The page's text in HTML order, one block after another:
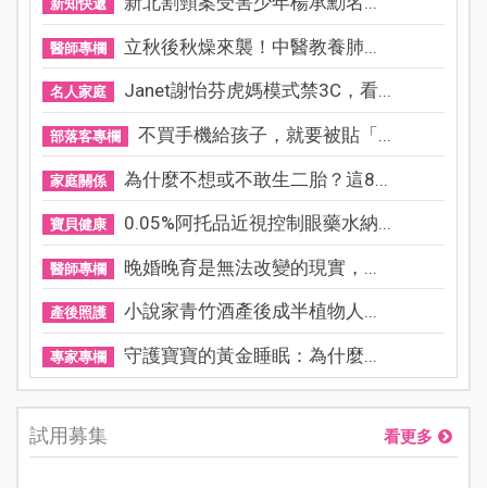
新知快遞
醫師專欄 立秋後秋燥來襲！中醫教養肺...
名人家庭 Janet謝怡芬虎媽模式禁3C，看...
部落客專欄 不買手機給孩子，就要被貼「...
家庭關係 為什麼不想或不敢生二胎？這8...
寶貝健康 0.05%阿托品近視控制眼藥水納...
醫師專欄 晚婚晚育是無法改變的現實，...
產後照護 小說家青竹酒產後成半植物人...
專家專欄 守護寶寶的黃金睡眠：為什麼...
試用募集 看更多